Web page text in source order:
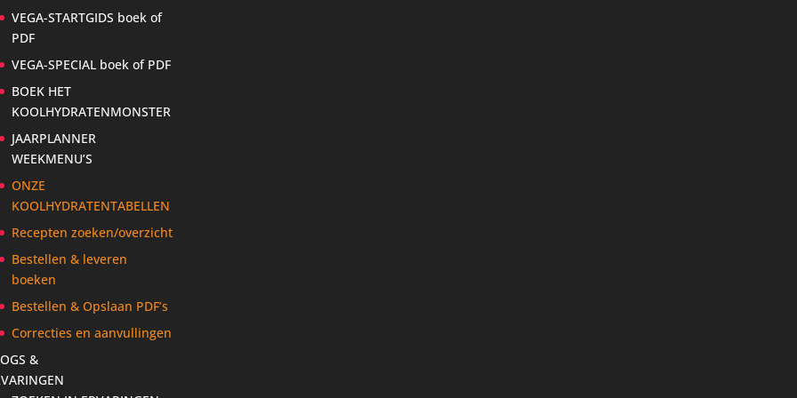
VEGA-STARTGIDS boek of
PDF
VEGA-SPECIAL boek of PDF
BOEK HET
KOOLHYDRATENMONSTER
JAARPLANNER
WEEKMENU’S
ONZE
KOOLHYDRATENTABELLEN
Recepten zoeken/overzicht
Bestellen & leveren
boeken
Bestellen & Opslaan PDF’s
Correcties en aanvullingen
&